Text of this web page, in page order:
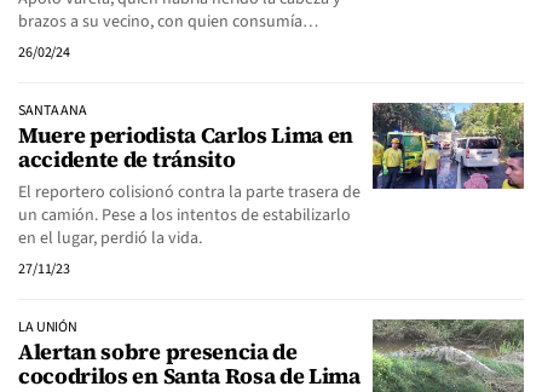
brazos a su vecino, con quien consumía…
26/02/24
SANTA ANA
Muere periodista Carlos Lima en
accidente de tránsito
El reportero colisionó contra la parte trasera de
un camión. Pese a los intentos de estabilizarlo
en el lugar, perdió la vida.
27/11/23
LA UNIÓN
Alertan sobre presencia de
cocodrilos en Santa Rosa de Lima